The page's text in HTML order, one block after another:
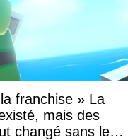
franchise » La
mais des
changé sans le